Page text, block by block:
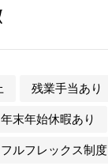
残業手当あり
年末年始休暇あり
フルフレックス制度